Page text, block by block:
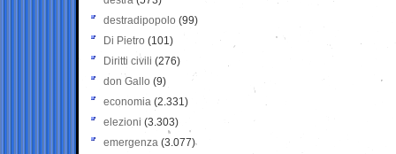
destradipopolo (99)
Di Pietro (101)
Diritti civili (276)
don Gallo (9)
economia (2.331)
elezioni (3.303)
emergenza (3.077)